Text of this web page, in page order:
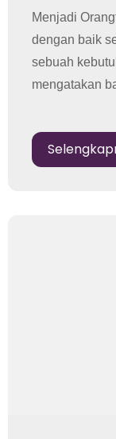
Menjadi
dengan baik
sebuah
mengatakan